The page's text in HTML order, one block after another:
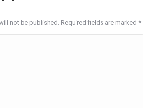
not be published. Required fields are marked *